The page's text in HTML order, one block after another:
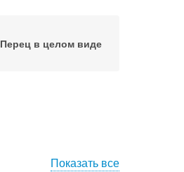
Перец в целом виде
Показать все